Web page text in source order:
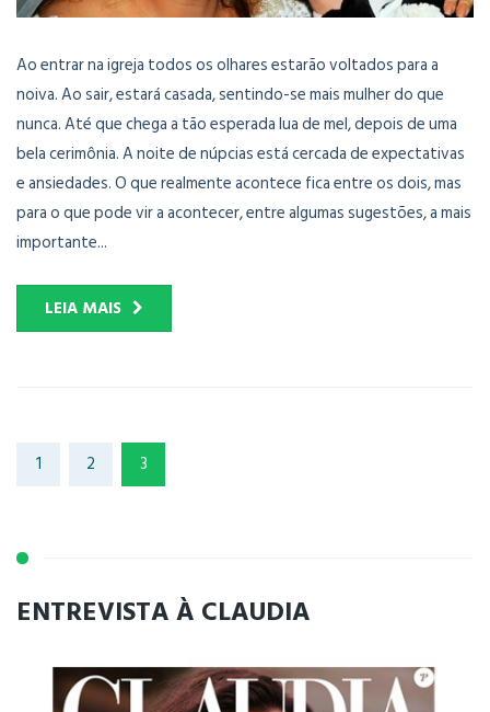
Ao entrar na igreja todos os olhares estarão voltados para a
noiva. Ao sair, estará casada, sentindo-se mais mulher do que
nunca. Até que chega a tão esperada lua de mel, depois de uma
bela cerimônia. A noite de núpcias está cercada de expectativas
e ansiedades. O que realmente acontece fica entre os dois, mas
para o que pode vir a acontecer, entre algumas sugestões, a mais
importante...
LEIA MAIS
1 2 3
ENTREVISTA À CLAUDIA